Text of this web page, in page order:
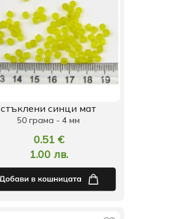
стъклени синци мат
50 грама - 4 мм
0.51 €
1.00 лв.